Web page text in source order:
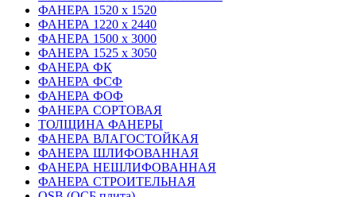
ФАНЕРА 1520 х 1520
ФАНЕРА 1220 х 2440
ФАНЕРА 1500 х 3000
ФАНЕРА 1525 х 3050
ФАНЕРА ФК
ФАНЕРА ФСФ
ФАНЕРА ФОФ
ФАНЕРА СОРТОВАЯ
ТОЛЩИНА ФАНЕРЫ
ФАНЕРА ВЛАГОСТОЙКАЯ
ФАНЕРА ШЛИФОВАННАЯ
ФАНЕРА НЕШЛИФОВАННАЯ
ФАНЕРА СТРОИТЕЛЬНАЯ